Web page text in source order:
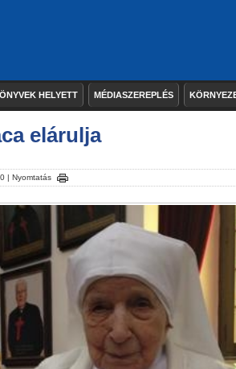
HELYETT MÉDIASZEREPLÉS
elárulja
| Nyomtatás